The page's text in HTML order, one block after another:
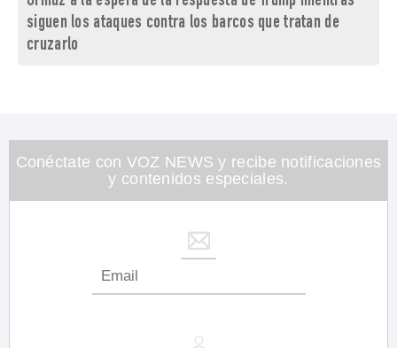
siguen los ataques contra los barcos que tratan de
cruzarlo
Conéctate con VOZ NEWS y recibe notificaciones
y contenidos especiales.